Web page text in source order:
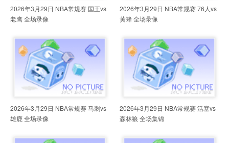
2026年3月29日 NBA常规赛 国王vs
老鹰 全场录像
2026年3月29日 NBA常规赛 76人vs
黄蜂 全场录像
2026年3月29日 NBA常规赛 马刺vs
雄鹿 全场录像
2026年3月29日 NBA常规赛 活塞vs
森林狼 全场集锦